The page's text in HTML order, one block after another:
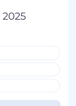
2025